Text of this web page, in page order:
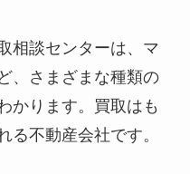
相談センターは、マ
、さまざまな種類の
かります。買取はも
る不動産会社です。